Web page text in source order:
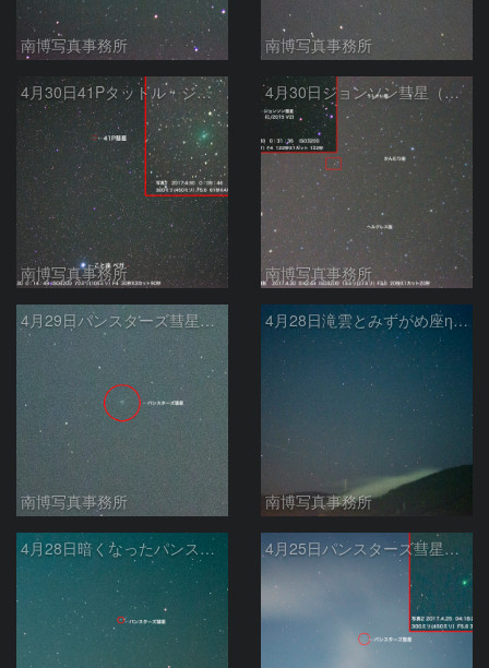
南博写真事務所 南博写真事務所
4月30日41Pタットル・ジャコビニ・クレサーク彗星こと座に接近中
南博写真事務所
4月30日ジョンソン彗星（C/2015 V2）
南博写真事務所
4月29日パンスターズ彗星（C/2015 ER61）
南博写真事務所
4月28日滝雲とみずがめ座η流星群
南博写真事務所
4月28日暗くなったパンスターズ彗星（C/2015 ER61） 4月25日パンスターズ彗星（C/2015 ER61）